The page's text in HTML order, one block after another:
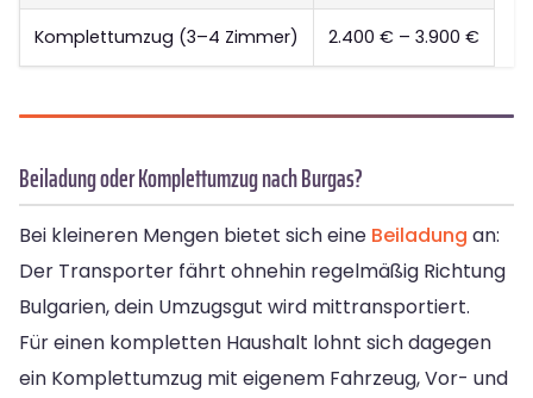
Komplettumzug (3–4 Zimmer) 2.400 € – 3.900 €
Beiladung oder Komplettumzug nach Burgas?
Bei kleineren Mengen bietet sich eine Beiladung an:
Der Transporter fährt ohnehin regelmäßig Richtung
Bulgarien, dein Umzugsgut wird mittransportiert.
Für einen kompletten Haushalt lohnt sich dagegen
ein Komplettumzug mit eigenem Fahrzeug, Vor- und